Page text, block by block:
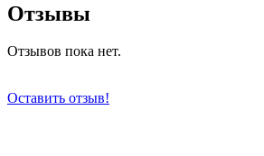
Отзывы
Отзывов пока нет.
Оставить отзыв!